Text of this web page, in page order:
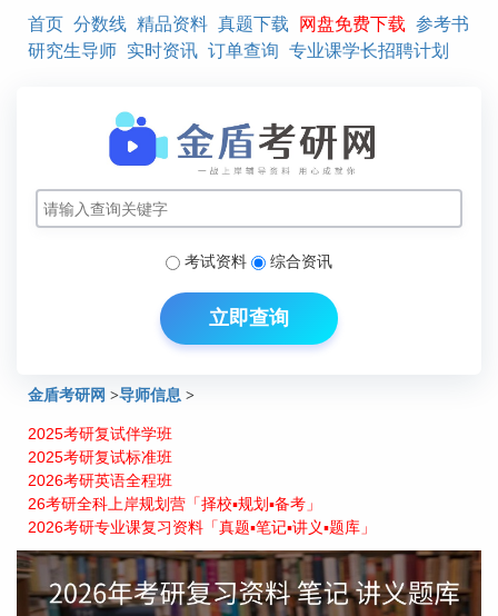
首页 分数线 精品资料 真题下载 网盘免费下载 参考书
研究生导师 实时资讯 订单查询 专业课学长招聘计划
考试资料 综合资讯
立即查询
金盾考研网 >导师信息 >
中国科学院西北高原生物研究所硕士生导师简介：王洪伦
2025考研复试伴学班
2025考研复试标准班
2026考研英语全程班
26考研全科上岸规划营「择校▪规划▪备考」
2026考研专业课复习资料「真题▪笔记▪讲义▪题库」